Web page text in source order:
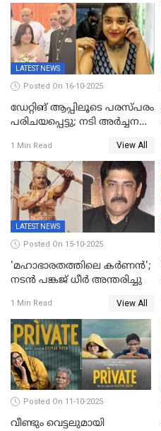
സോഷ്യൽ മീഡിയ ചിത്രങ്ങൾ
LATEST NEWS
Posted On 16-10-2025
ഡേറ്റിങ് ആപ്പിലൂടെ പരസ്പരം
പരിചയപ്പെട്ടു; നടി അർച്ചന
1 Min Read View All
LATEST NEWS
Posted On 15-10-2025
'മഹാഭാരതത്തിലെ കർണന്‍';
നടൻ പങ്കജ് ധീർ അന്തരിച്ചു
1 Min Read View All
Posted On 11-10-2025
വീണ്ടും വെട്ടലുമായി